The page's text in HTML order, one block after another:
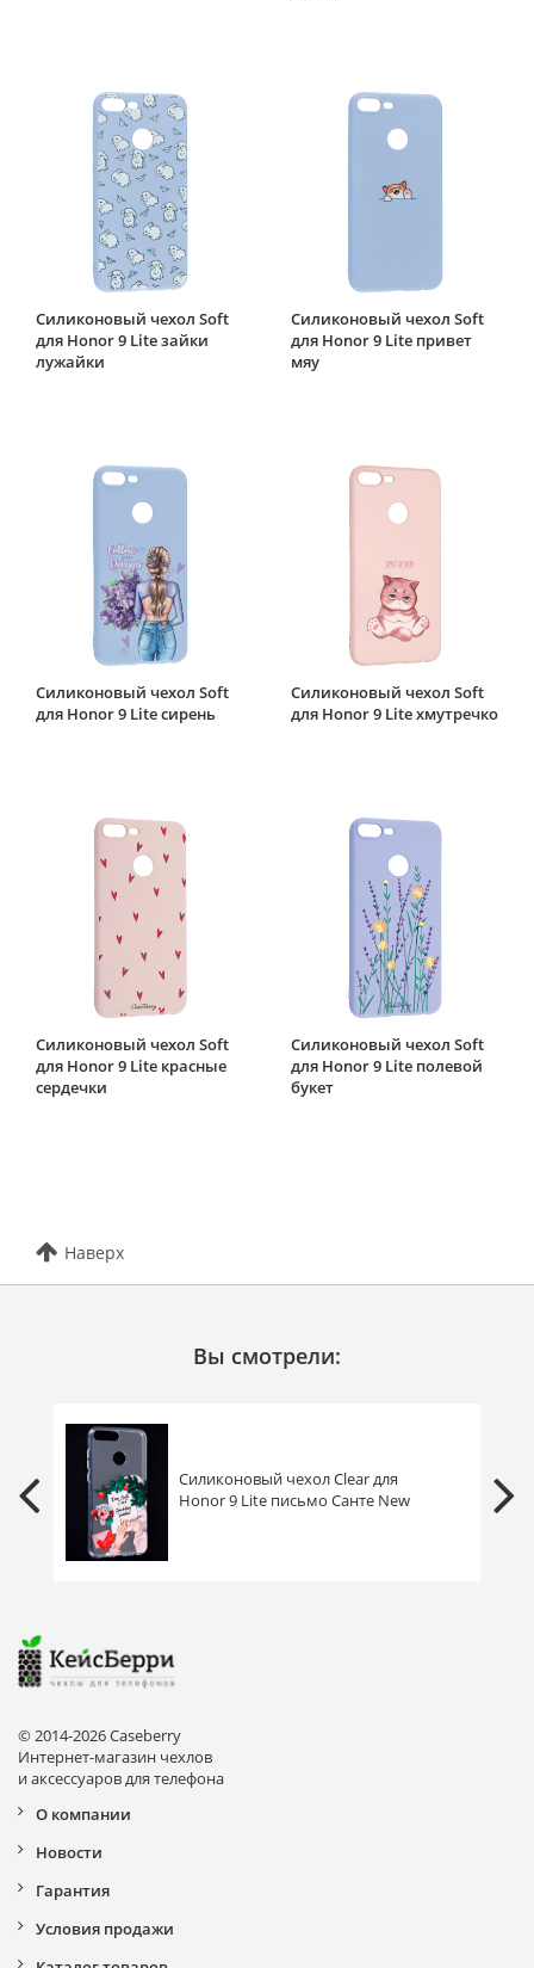
Силиконовый чехол Soft
для Honor 9 Lite зайки
лужайки
Силиконовый чехол Soft
для Honor 9 Lite привет
мяу
Силиконовый чехол Soft
для Honor 9 Lite сирень
Силиконовый чехол Soft
для Honor 9 Lite хмутречко
Силиконовый чехол Soft
для Honor 9 Lite красные
сердечки
Силиконовый чехол Soft
для Honor 9 Lite полевой
букет
Наверх
Вы смотрели:
Силиконовый чехол Clear для
Honor 9 Lite письмо Санте New
© 2014-2026 Caseberry
Интернет-магазин чехлов
и аксессуаров для телефона
О компании
Новости
Гарантия
Условия продажи